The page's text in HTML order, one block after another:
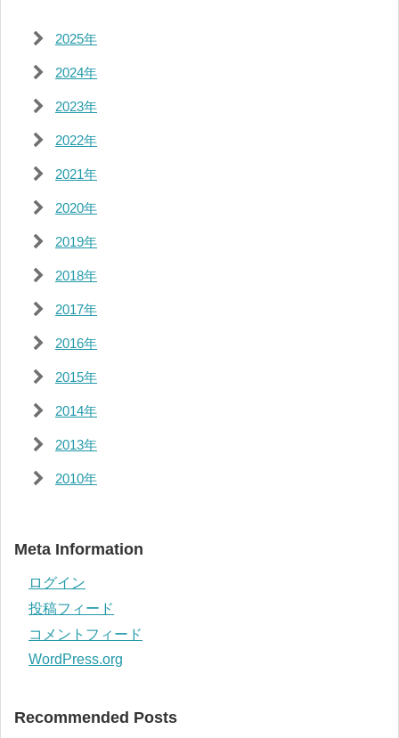
2025年
2024年
2023年
2022年
2021年
2020年
2019年
2018年
2017年
2016年
2015年
2014年
2013年
2010年
Meta Information
ログイン
投稿フィード
コメントフィード
WordPress.org
Recommended Posts